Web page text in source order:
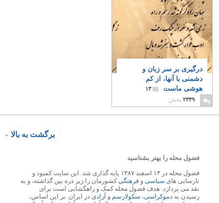
درگیری بر سر زبان و
دشمنی با آنها، از کم
هوشی ماست
۱۳
۲۳۴۹ پخش
برگشت به بالا
فضول محله را بهتر بشناسید
فضول محله در ۱۳ اسفند ۱۳۸۷ پایه گذاری شد. این سایت کمبود و
نارسایی های سیاسی و فرهنگی کشورمان را زیر ذره بین گذاشته، و به
نقد می پردازد. هدف فضول محله کمک و راهگشایی است برای
رسیدن به دموکراسی، سکولارسم و آزادی در ایران. بر این اساس،